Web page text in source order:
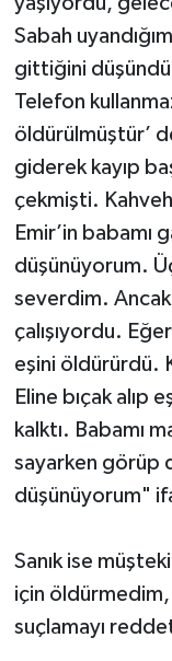
Sabah
gittiğini
Telefon
öldürülmüştür’
giderek kayıp
çekmişti.
Emir’in babamı
düşünüyorum.
severdim.
çalışıyordu.
eşini öldürürdü.
Eline bıçak alıp
kalktı. Babamı
sayarken görüp
düşünüyorum"
Sanık ise
için öldürmedim,
suçlamayı